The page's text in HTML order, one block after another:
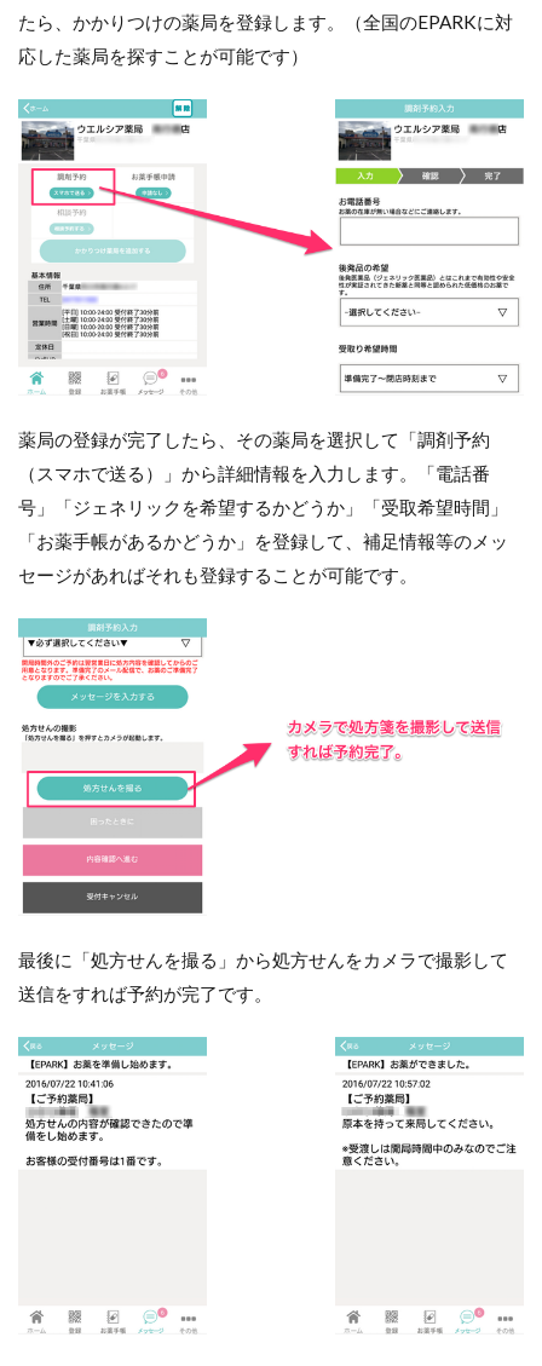
たら、かかりつけの薬局を登録します。（全国のEPARKに対
応した薬局を探すことが可能です）
薬局の登録が完了したら、その薬局を選択して「調剤予約
（スマホで送る）」から詳細情報を入力します。「電話番
号」「ジェネリックを希望するかどうか」「受取希望時間」
「お薬手帳があるかどうか」を登録して、補足情報等のメッ
セージがあればそれも登録することが可能です。
最後に「処方せんを撮る」から処方せんをカメラで撮影して
送信をすれば予約が完了です。